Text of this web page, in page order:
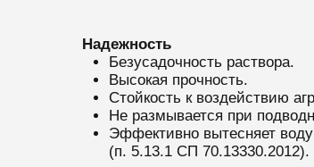
Надежность
Безусадочность раствора.
Высокая прочность.
Стойкость к воздействию
Не размывается при
Эффективно вытесняет
(п. 5.13.1 СП 70.13330.2012).